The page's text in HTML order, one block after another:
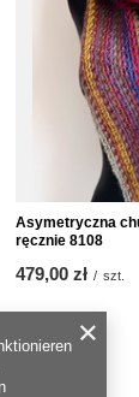
Asymetryczna
ręcznie 8108
479,00 zł / szt.